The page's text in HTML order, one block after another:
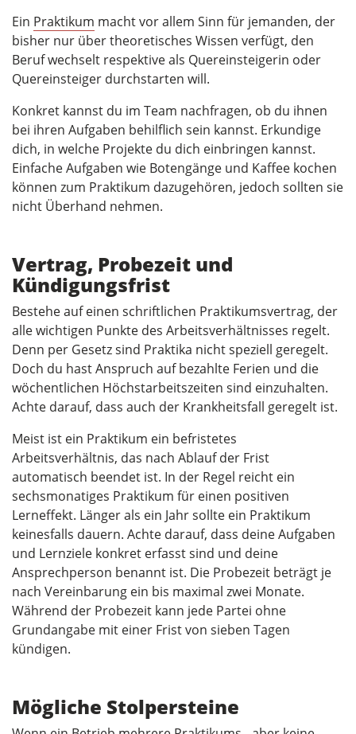
Ein Praktikum macht vor allem Sinn für jemanden, der
bisher nur über theoretisches Wissen verfügt, den
Beruf wechselt respektive als Quereinsteigerin oder
Quereinsteiger durchstarten will.
Konkret kannst du im Team nachfragen, ob du ihnen
bei ihren Aufgaben behilflich sein kannst. Erkundige
dich, in welche Projekte du dich einbringen kannst.
Einfache Aufgaben wie Botengänge und Kaffee kochen
können zum Praktikum dazugehören, jedoch sollten sie
nicht Überhand nehmen.
Vertrag, Probezeit und
Kündigungsfrist
Bestehe auf einen schriftlichen Praktikumsvertrag, der
alle wichtigen Punkte des Arbeitsverhältnisses regelt.
Denn per Gesetz sind Praktika nicht speziell geregelt.
Doch du hast Anspruch auf bezahlte Ferien und die
wöchentlichen Höchstarbeitszeiten sind einzuhalten.
Achte darauf, dass auch der Krankheitsfall geregelt ist.
Meist ist ein Praktikum ein befristetes
Arbeitsverhältnis, das nach Ablauf der Frist
automatisch beendet ist. In der Regel reicht ein
sechsmonatiges Praktikum für einen positiven
Lerneffekt. Länger als ein Jahr sollte ein Praktikum
keinesfalls dauern. Achte darauf, dass deine Aufgaben
und Lernziele konkret erfasst sind und deine
Ansprechperson benannt ist. Die Probezeit beträgt je
nach Vereinbarung ein bis maximal zwei Monate.
Während der Probezeit kann jede Partei ohne
Grundangabe mit einer Frist von sieben Tagen
kündigen.
Mögliche Stolpersteine